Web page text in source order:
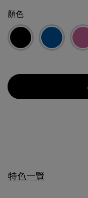
顏色
特色一覽